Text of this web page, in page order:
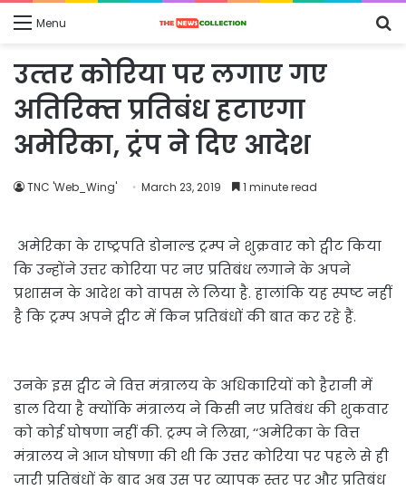
Menu
उत्‍तर कोरिया पर लगाए गए
अतिरिक्‍त प्रतिबंध हटाएगा
अमेरिका, ट्रंप ने दिए आदेश
TNC 'Web_Wing' March 23, 2019 1 minute read
अमेरिका के राष्ट्रपति डोनाल्ड ट्रम्प ने शुक्रवार को ट्वीट किया
कि उन्होंने उत्तर कोरिया पर नए प्रतिबंध लगाने के अपने
प्रशासन के आदेश को वापस ले लिया है. हालांकि यह स्पष्ट नहीं
है कि ट्रम्प अपने ट्वीट में किन प्रतिबंधों की बात कर रहे हैं.
उनके इस ट्वीट ने वित्त मंत्रालय के अधिकारियों को हैरानी में
डाल दिया है क्योंकि मंत्रालय ने किसी नए प्रतिबंध की शुकवार
को कोई घोषणा नहीं की. ट्रम्प ने लिखा, ‘‘अमेरिका के वित्त
मंत्रालय ने आज घोषणा की थी कि उत्तर कोरिया पर पहले से ही
जारी प्रतिबंधों के बाद अब उस पर व्यापक स्तर पर और प्रतिबंध